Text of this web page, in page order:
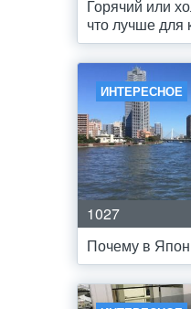
Горячий или
что лучше для
ИНТЕРЕСНОЕ
1027
Почему в